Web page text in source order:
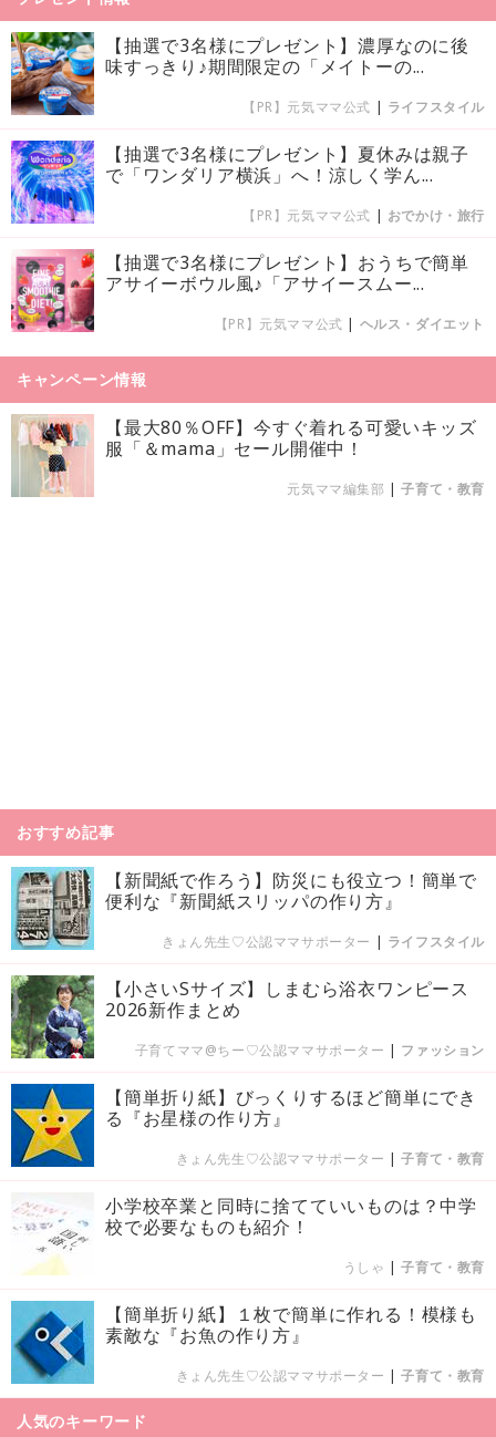
【抽選で3名様にプレゼント】濃厚なのに後
味すっきり♪期間限定の「メイトーの...
【PR】元気ママ公式 | ライフスタイル
【抽選で3名様にプレゼント】夏休みは親子
で「ワンダリア横浜」へ！涼しく学ん...
【PR】元気ママ公式 | おでかけ・旅行
【抽選で3名様にプレゼント】おうちで簡単
アサイーボウル風♪「アサイースムー...
【PR】元気ママ公式 | ヘルス・ダイエット
キャンペーン情報
【最大80％OFF】今すぐ着れる可愛いキッズ
服「＆mama」セール開催中！
元気ママ編集部 |子育て・教育
おすすめ記事
【新聞紙で作ろう】防災にも役立つ！簡単で
便利な『新聞紙スリッパの作り方』
きょん先生♡公認ママサポーター | ライフスタイル
【小さいSサイズ】しまむら浴衣ワンピース
2026新作まとめ
子育てママ@ちー♡公認ママサポーター | ファッション
【簡単折り紙】びっくりするほど簡単にでき
る『お星様の作り方』
きょん先生♡公認ママサポーター |子育て・教育
小学校卒業と同時に捨てていいものは？中学
校で必要なものも紹介！
うしゃ |子育て・教育
【簡単折り紙】１枚で簡単に作れる！模様も
素敵な『お魚の作り方』
きょん先生♡公認ママサポーター |子育て・教育
人気のキーワード